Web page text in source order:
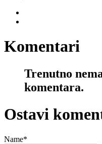
Komentari
Trenutno
komentara.
Ostavi
Name*